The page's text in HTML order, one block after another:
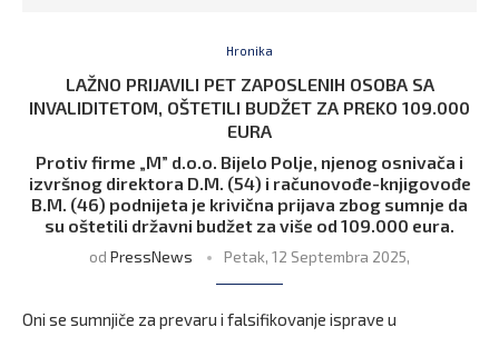
Hronika
LAŽNO PRIJAVILI PET ZAPOSLENIH OSOBA SA
INVALIDITETOM, OŠTETILI BUDŽET ZA PREKO 109.000
EURA
Protiv firme „M” d.o.o. Bijelo Polje, njenog osnivača i
izvršnog direktora D.M. (54) i računovođe-knjigovođe
B.M. (46) podnijeta je krivična prijava zbog sumnje da
su oštetili državni budžet za više od 109.000 eura.
od PressNews Petak, 12 Septembra 2025,
Oni se sumnjiče za prevaru i falsifikovanje isprave u